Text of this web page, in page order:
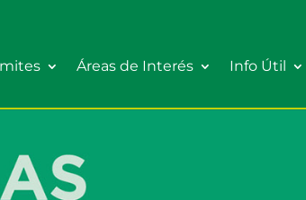
Áreas de Interés Info Útil